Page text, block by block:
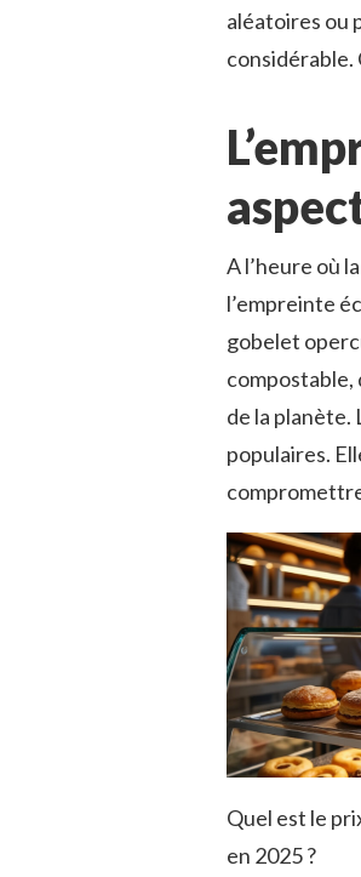
aléatoires ou
considérable.
A l’heure où
l’empreinte
gobelet
de la planète.
populaires.
Quel est le
en 2025 ?